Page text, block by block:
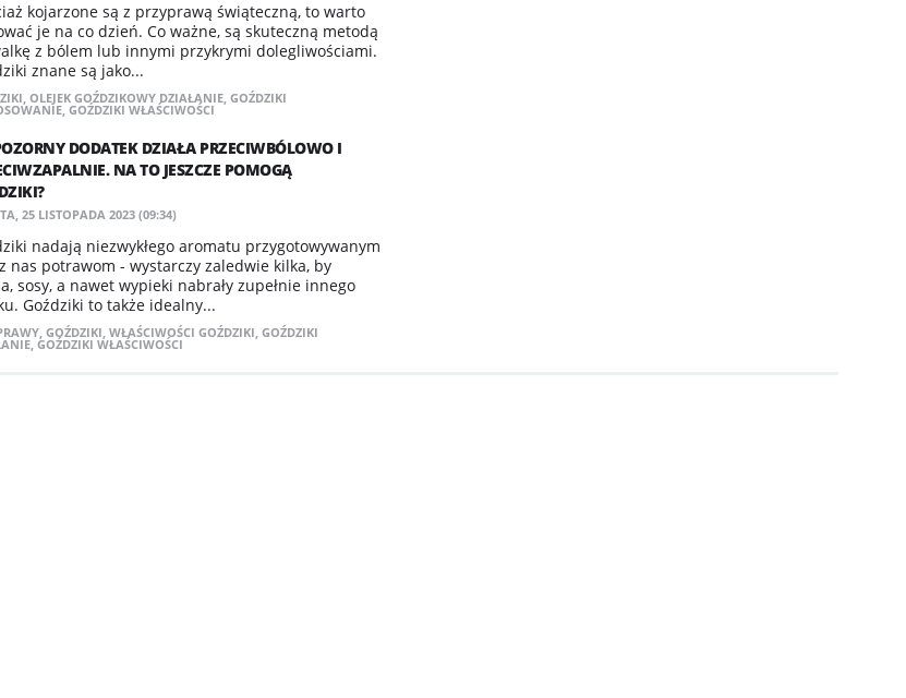
kojarzone są z przyprawą świąteczną, to warto
je na co dzień. Co ważne, są skuteczną metodą
z bólem lub innymi przykrymi dolegliwościami.
znane są jako...
, OLEJEK GOŹDZIKOWY DZIAŁANIE, GOŹDZIKI
, GOŹDZIKI WŁAŚCIWOŚCI
DODATEK DZIAŁA PRZECIWBÓLOWO I
NA TO JESZCZE POMOGĄ
25 LISTOPADA 2023 (09:34)
nadają niezwykłego aromatu przygotowywanym
nas potrawom - wystarczy zaledwie kilka, by
sosy, a nawet wypieki nabrały zupełnie innego
Goździki to także idealny...
, GOŹDZIKI, WŁAŚCIWOŚCI GOŹDZIKI, GOŹDZIKI
, GOŹDZIKI WŁAŚCIWOŚCI